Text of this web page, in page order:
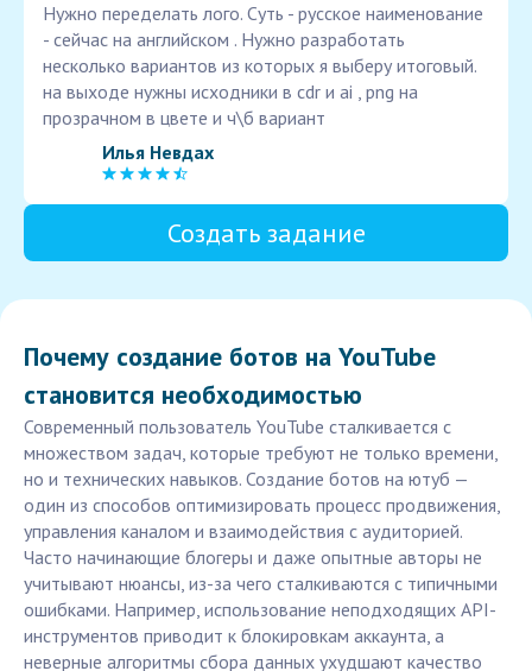
Нужно переделать лого. Суть - русское наименование
- сейчас на английском . Нужно разработать
несколько вариантов из которых я выберу итоговый.
на выходе нужны исходники в cdr и ai , png на
прозрачном в цвете и ч\б вариант
Илья Невдах
Создать задание
Почему создание ботов на YouTube
становится необходимостью
Современный пользователь YouTube сталкивается с
множеством задач, которые требуют не только времени,
но и технических навыков. Создание ботов на ютуб —
один из способов оптимизировать процесс продвижения,
управления каналом и взаимодействия с аудиторией.
Часто начинающие блогеры и даже опытные авторы не
учитывают нюансы, из-за чего сталкиваются с типичными
ошибками. Например, использование неподходящих API-
инструментов приводит к блокировкам аккаунта, а
неверные алгоритмы сбора данных ухудшают качество